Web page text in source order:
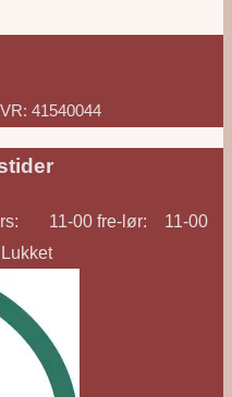
41540044
11-00 fre-lør: 11-00